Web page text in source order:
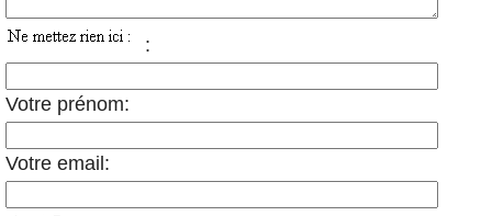
:
Votre prénom:
Votre email: